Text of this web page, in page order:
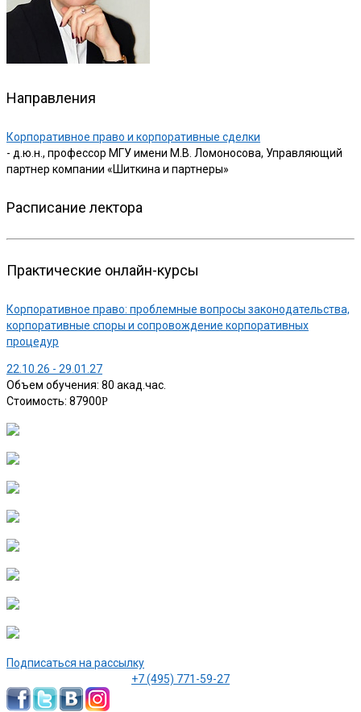
Направления
Корпоративное право и корпоративные сделки
- д.ю.н., профессор МГУ имени М.В. Ломоносова, Управляющий
партнер компании «Шиткина и партнеры»
Расписание лектора
Практические онлайн-курсы
Корпоративное право: проблемные вопросы законодательства,
корпоративные споры и сопровождение корпоративных
процедур
22.10.26 - 29.01.27
Объем обучения: 80 акад.час.
Стоимость: 87900Р
Подписаться на рассылку
+7 (495) 771-59-27